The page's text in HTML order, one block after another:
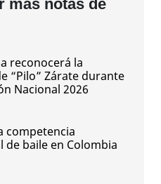
más notas de
reconocerá la
“Pilo” Zárate durante
Nacional 2026
competencia
de baile en Colombia